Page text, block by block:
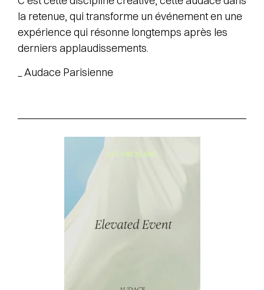
la retenue, qui transforme un événement en une
expérience qui résonne longtemps après les
derniers applaudissements.
_ Audace Parisienne